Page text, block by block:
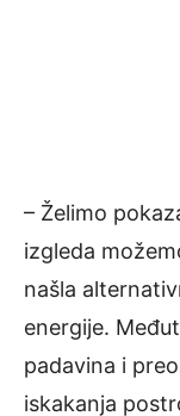
– Želimo
izgleda
našla
energije.
padavina i
iskakanja